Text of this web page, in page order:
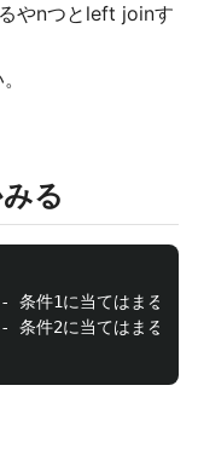
やnつとleft joinす
る
1に当てはまる物
2に当てはまる物